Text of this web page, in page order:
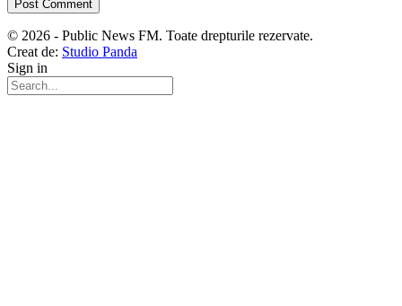
© 2026 - Public News FM. Toate drepturile rezervate.
Creat de: Studio Panda
Sign in